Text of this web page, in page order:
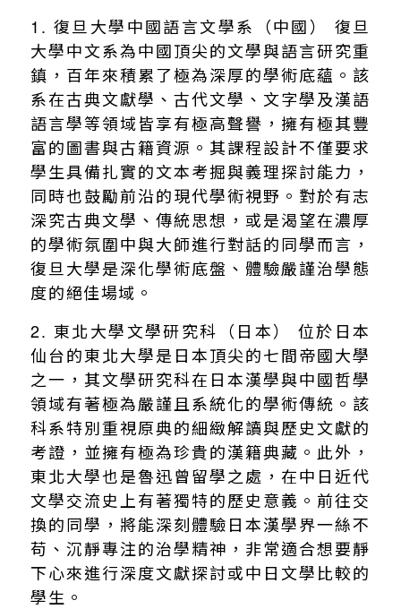
1. 復旦大學中國語言文學系（中國） 復旦
大學中文系為中國頂尖的文學與語言研究重
鎮，百年來積累了極為深厚的學術底蘊。該
系在古典文獻學、古代文學、文字學及漢語
語言學等領域皆享有極高聲譽，擁有極其豐
富的圖書與古籍資源。其課程設計不僅要求
學生具備扎實的文本考掘與義理探討能力，
同時也鼓勵前沿的現代學術視野。對於有志
深究古典文學、傳統思想，或是渴望在濃厚
的學術氛圍中與大師進行對話的同學而言，
復旦大學是深化學術底盤、體驗嚴謹治學態
度的絕佳場域。
2. 東北大學文學研究科（日本） 位於日本
仙台的東北大學是日本頂尖的七間帝國大學
之一，其文學研究科在日本漢學與中國哲學
領域有著極為嚴謹且系統化的學術傳統。該
科系特別重視原典的細緻解讀與歷史文獻的
考證，並擁有極為珍貴的漢籍典藏。此外，
東北大學也是魯迅曾留學之處，在中日近代
文學交流史上有著獨特的歷史意義。前往交
換的同學，將能深刻體驗日本漢學界一絲不
苟、沉靜專注的治學精神，非常適合想要靜
下心來進行深度文獻探討或中日文學比較的
學生。